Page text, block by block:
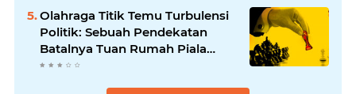
Olahraga Titik Temu Turbulensi
Politik: Sebuah Pendekatan
Batalnya Tuan Rumah Piala
Dunia U-20